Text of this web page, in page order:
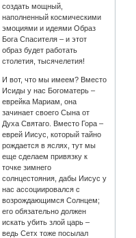
создать мощный,
наполненный космическими
эмоциями и идеями Образ
Бога Спасителя – и этот
образ будет работать
столетия, тысячелетия!
И вот, что мы имеем? Вместо
Исиды у нас Богоматерь –
еврейка Мариам, она
зачинает своего Сына от
Духа Святаго. Вместо Гора –
еврей Иисус, который тайно
рождается в яслях, тут мы
еще сделаем привязку к
точке зимнего
солнцестояния, дабы Иисус у
нас ассоциировался с
возрождающимся Солнцем;
его обязательно должен
искать убить злой царь –
ведь Сетх тоже посылал